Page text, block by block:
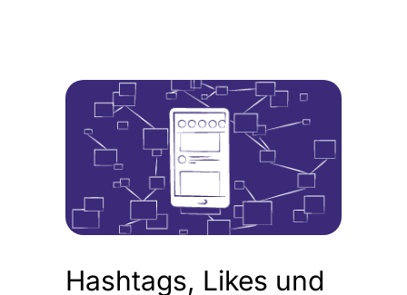
Hashtags, Likes und